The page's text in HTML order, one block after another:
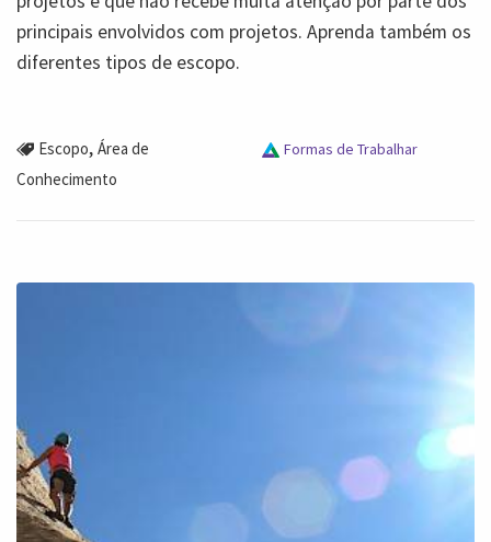
principais envolvidos com projetos. Aprenda também os
diferentes tipos de escopo.
Escopo, Área de
Conhecimento
Formas de Trabalhar